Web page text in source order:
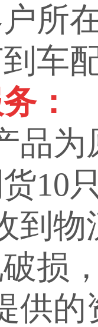
所
车
：
品
10
到
损
供